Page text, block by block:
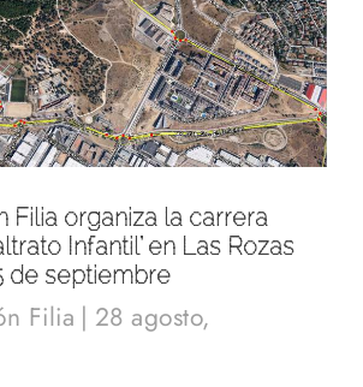
Filia organiza la carrera
Infantil’ en Las Rozas
de septiembre
Filia | 28 agosto,